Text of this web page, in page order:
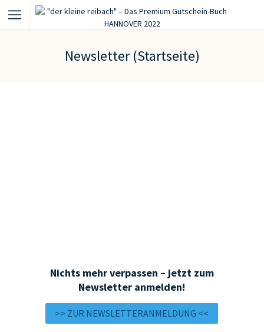
Newsletter (Startseite)
Nichts mehr verpassen – jetzt zum
Newsletter anmelden!
>> ZUR NEWSLETTERANMELDUNG <<